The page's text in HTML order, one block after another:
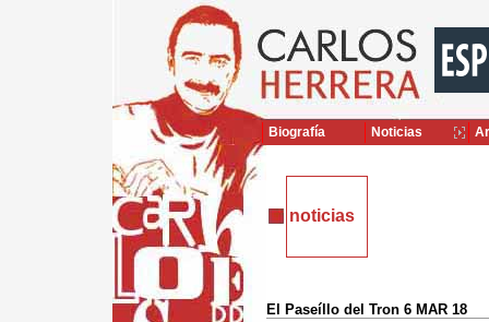
noticias
El Paseíllo del Tron 6 MAR 18
Biografía Noticias